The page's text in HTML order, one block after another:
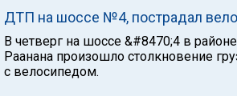
ДТП на шоссе №4, пострадал
В четверг на шоссе &#8470;4 в
Раанана произошло столкновение
с велосипедом.